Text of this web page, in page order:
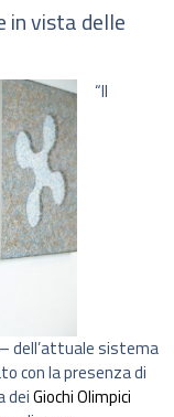
in vista delle
“Il
– dell’attuale sistema
con la presenza di
deiGiochi Olimpici